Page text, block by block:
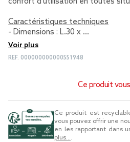
Caractéristiques techniques
- Dimensions : L.30 x …
Voir plus
REF. 000000000000551948
Ce produit
Ce produit est
vous pouvez offrir une
en les rapportant dans
plus....